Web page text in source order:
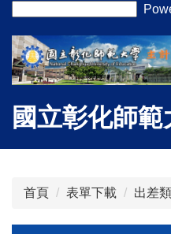
主
要
內
容
區國立彰化師
首頁 表單下載 出差